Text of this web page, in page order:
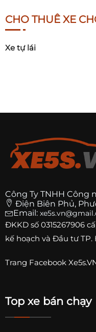
CHO THUÊ XE
Xe tự lái
Công Ty TNHH Công
Điện Biên Phủ,
Email:
ĐKKD số 0315267906
kế hoạch và Đầu tư TP.
Trang Facebook
Top xe bán chạy